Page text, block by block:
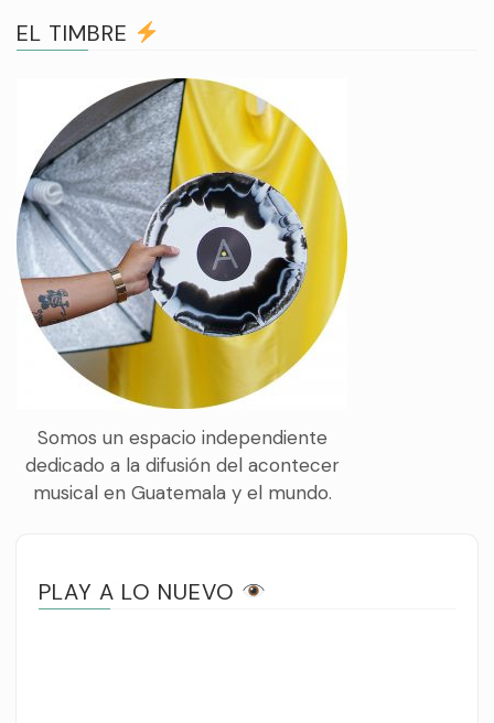
EL TIMBRE
Somos un espacio independiente
dedicado a la difusión del acontecer
musical en Guatemala y el mundo.
PLAY A LO NUEVO